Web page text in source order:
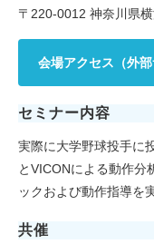
〒220-0012 神奈川県
会場アクセス（外部
セミナー内容
実際に大学野球投手に
とVICONによる動作分
ックおよび動作指導を
共催